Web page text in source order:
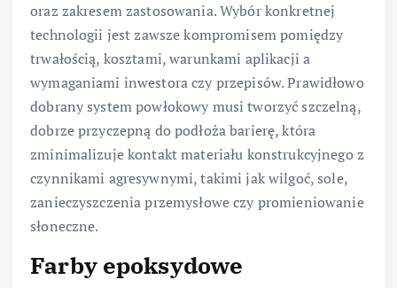
oraz zakresem zastosowania. Wybór konkretnej
technologii jest zawsze kompromisem pomiędzy
trwałością, kosztami, warunkami aplikacji a
wymaganiami inwestora czy przepisów. Prawidłowo
dobrany system powłokowy musi tworzyć szczelną,
dobrze przyczepną do podłoża barierę, która
zminimalizuje kontakt materiału konstrukcyjnego z
czynnikami agresywnymi, takimi jak wilgoć, sole,
zanieczyszczenia przemysłowe czy promieniowanie
słoneczne.
Farby epoksydowe